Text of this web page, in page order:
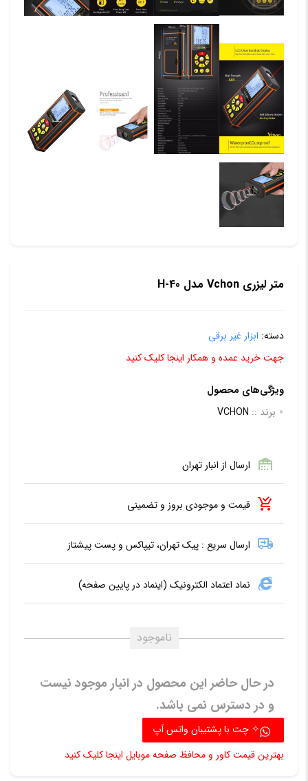
متر لیزری Vchon مدل H-40
دسته: ابزار غیر برقی
جهت خرید عمده و همکار اینجا کلیک کنید
ویژگی‌های محصول
برند :: VCHON
ارسال از انبار تهران
قیمت و موجودی بروز و تضمینی
ارسال سریع : پیک تهران، تیپاکس و پست پیشتاز
نماد اعتماد الکترونیک (اینماد در پایین صفحه)
ناموجود
در حال حاضر این محصول در انبار موجود نیست
و در دسترس نمی باشد.
✧ چت با پشتیبان واتس آپ
بهترین قیمت کاور و محافظ صفحه موبایل اینجا کلیک کنید